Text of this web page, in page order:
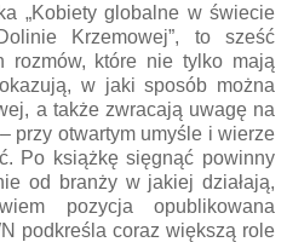
„Kobiety globalne w świecie
Krzemowej”, to sześć
rozmów, które nie tylko mają
w jaki sposób można
a także zwracają uwagę na
przy otwartym umyśle i wierze
Po książkę sięgnąć powinny
od branży w jakiej działają,
pozycja opublikowana
podkreśla coraz większą role